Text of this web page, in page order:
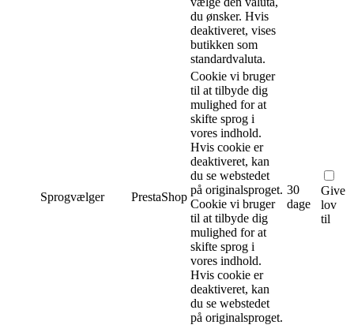
du ønsker. Hvis
deaktiveret, vises
butikken som
standardvaluta.
Sprogvælger PrestaShop
Cookie vi bruger
til at tilbyde dig
mulighed for at
skifte sprog i
vores indhold.
Hvis cookie er
deaktiveret, kan
du se webstedet
på originalsproget.
Cookie vi bruger
til at tilbyde dig
mulighed for at
skifte sprog i
vores indhold.
Hvis cookie er
deaktiveret, kan
du se webstedet
på originalsproget.
30
dage
Give
lov
til